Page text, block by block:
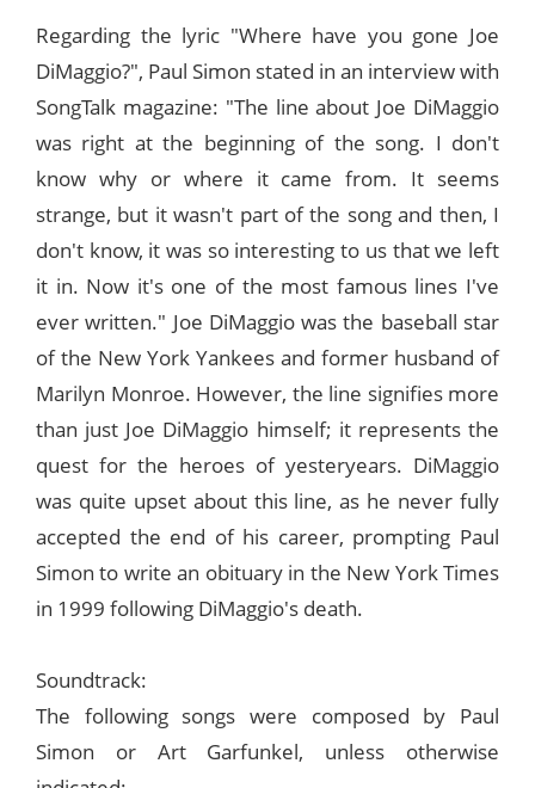
Regarding the lyric "Where have you gone Joe
DiMaggio?", Paul Simon stated in an interview with
SongTalk magazine: "The line about Joe DiMaggio
was right at the beginning of the song. I don't
know why or where it came from. It seems
strange, but it wasn't part of the song and then, I
don't know, it was so interesting to us that we left
it in. Now it's one of the most famous lines I've
ever written." Joe DiMaggio was the baseball star
of the New York Yankees and former husband of
Marilyn Monroe. However, the line signifies more
than just Joe DiMaggio himself; it represents the
quest for the heroes of yesteryears. DiMaggio
was quite upset about this line, as he never fully
accepted the end of his career, prompting Paul
Simon to write an obituary in the New York Times
in 1999 following DiMaggio's death.
Soundtrack:
The following songs were composed by Paul
Simon or Art Garfunkel, unless otherwise